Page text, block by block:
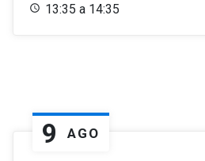
13:35 a 14:35
9 AGO